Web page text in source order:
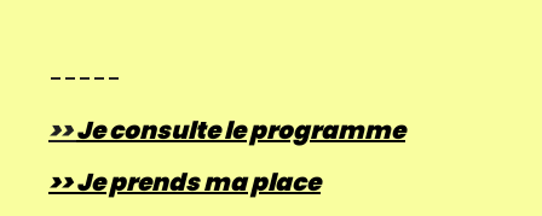
-----
>>Je consultele programme
>> Je prends ma place